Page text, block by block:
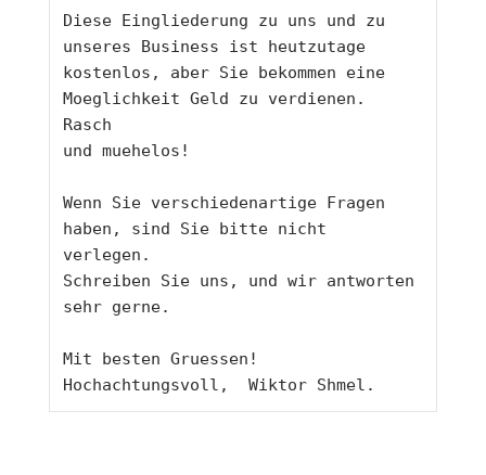
Diese Eingliederung zu uns und zu
unseres Business ist heutzutage
kostenlos, aber Sie bekommen eine
Moeglichkeit Geld zu verdienen.
Rasch
und muehelos!
Wenn Sie verschiedenartige Fragen
haben, sind Sie bitte nicht
verlegen.
Schreiben Sie uns, und wir antworten
sehr gerne.
Mit besten Gruessen!
Hochachtungsvoll,  Wiktor Shmel.